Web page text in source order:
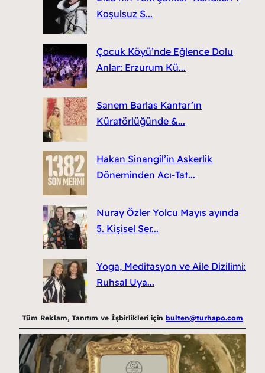
Koşulsuz S...
Çocuk Köyü’nde Eğlence Dolu
Anlar: Erzurum Kü...
Sanem Barlas Kantar’ın
Küratörlüğünde &...
Hakan Sinangil’in Askerlik
Döneminden Acı-Tat...
Nuray Özler Yolcu Mayıs ayında
5. Kişisel Ser...
Yoga, Meditasyon ve Aile Dizilimi:
Ruhsal Uya...
Tüm Reklam, Tanıtım ve İşbirlikleri için bulten@turhapo.com